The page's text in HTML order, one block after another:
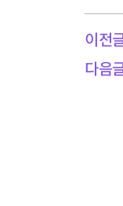
이전
다음